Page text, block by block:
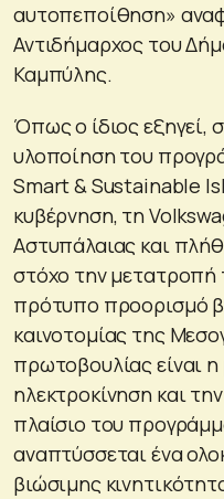
αυτοπεποίθηση»
Αντιδήμαρχος του
Καμπύλης.
Όπως ο ίδιος εξηγεί,
υλοποίηση του
Smart & Sustainable
κυβέρνηση, τη
Αστυπάλαιας και
στόχο την μετατροπή
πρότυπο προορισμό
καινοτομίας της
πρωτοβουλίας είναι
ηλεκτροκίνηση και
πλαίσιο του
αναπτύσσεται ένα
βιώσιμης